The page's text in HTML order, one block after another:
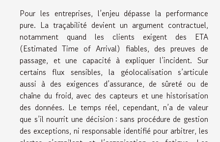
Pour les entreprises, l’enjeu dépasse la performance
pure. La traçabilité devient un argument contractuel,
notamment quand les clients exigent des ETA
(Estimated Time of Arrival) fiables, des preuves de
passage, et une capacité à expliquer l’incident. Sur
certains flux sensibles, la géolocalisation s’articule
aussi à des exigences d’assurance, de sûreté ou de
chaîne du froid, avec des capteurs et une historisation
des données. Le temps réel, cependant, n’a de valeur
que s’il nourrit une décision : sans procédure de gestion
des exceptions, ni responsable identifié pour arbitrer, les